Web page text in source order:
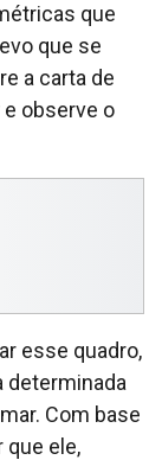
que
que se
a carta de
observe o
esse quadro,
determinada
Com base
que ele,